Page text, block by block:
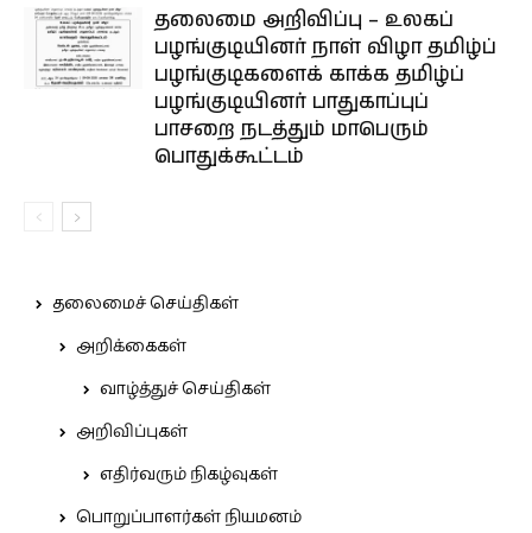
தலைமை அறிவிப்பு – உலகப்
பழங்குடியினர் நாள் விழா தமிழ்ப்
பழங்குடிகளைக் காக்க தமிழ்ப்
பழங்குடியினர் பாதுகாப்புப்
பாசறை நடத்தும் மாபெரும்
பொதுக்கூட்டம்
தலைமைச் செய்திகள்
அறிக்கைகள்
வாழ்த்துச் செய்திகள்
அறிவிப்புகள்
எதிர்வரும் நிகழ்வுகள்
பொறுப்பாளர்கள் நியமனம்